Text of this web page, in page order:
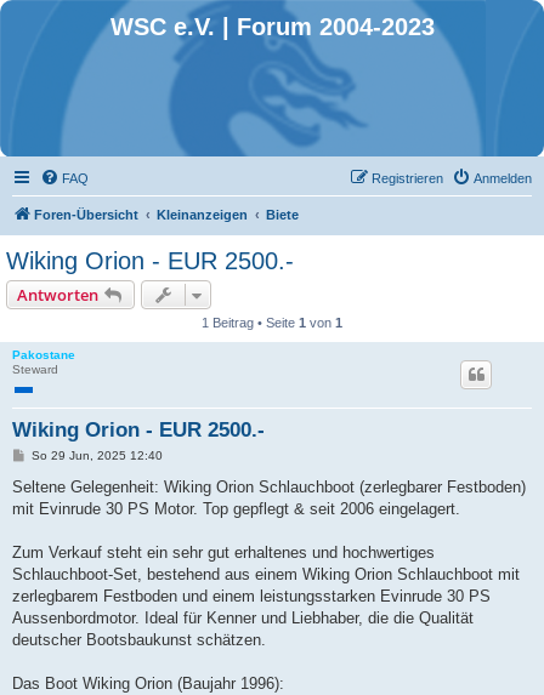
WSC e.V. | Forum 2004-2023
FAQ Anmelden
Registrieren
Foren-Übersicht Kleinanzeigen Biete
Wiking Orion - EUR 2500.-
Antworten
1 Beitrag • Seite 1 von 1
Pakostane
Steward
Wiking Orion - EUR 2500.-
B
i
r
So 29 Jun, 2025 12:40
Seltene Gelegenheit: Wiking Orion Schlauchboot (zerlegbarer Festboden)
mit Evinrude 30 PS Motor. Top gepflegt & seit 2006 eingelagert.
Zum Verkauf steht ein sehr gut erhaltenes und hochwertiges
Schlauchboot-Set, bestehend aus einem Wiking Orion Schlauchboot mit
zerlegbarem Festboden und einem leistungsstarken Evinrude 30 PS
Aussenbordmotor. Ideal für Kenner und Liebhaber, die die Qualität
deutscher Bootsbaukunst schätzen.
Das Boot Wiking Orion (Baujahr 1996):